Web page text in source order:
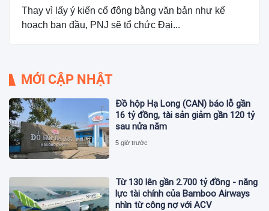
Thay vì lấy ý kiến cổ đông bằng văn bản như kế
hoạch ban đầu, PNJ sẽ tổ chức Đại...
MỚI CẬP NHẬT
Đồ hộp Hạ Long (CAN) báo lỗ gần
16 tỷ đồng, tài sản giảm gần 120 tỷ
sau nửa năm
5 giờ trước
Từ 130 lên gần 2.700 tỷ đồng - năng
lực tài chính của Bamboo Airways
nhìn từ công nợ với ACV